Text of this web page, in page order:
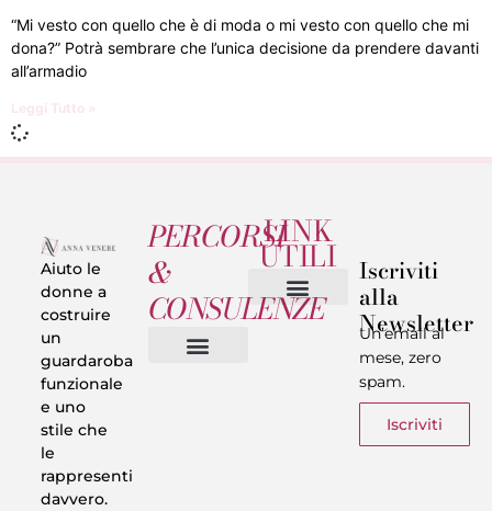
“Mi vesto con quello che è di moda o mi vesto con quello che mi
dona?” Potrà sembrare che l’unica decisione da prendere davanti
all’armadio
Leggi Tutto »
Aiuto le
donne a
costruire
un
guardaroba
funzionale
e uno
stile che
le
rappresenti
davvero.
PERCORSI
&
CONSULENZE
LINK
UTILI Iscriviti
alla
Newsletter
Un’email al
mese, zero
spam.
Iscriviti